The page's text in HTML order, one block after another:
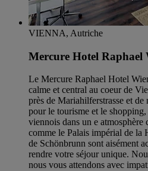
VIENNA, Autriche
Mercure Hotel Raphael
Le Mercure Raphael Hotel
calme et central au coeur de
près de Mariahilferstrasse et
pour le tourisme et le
viennois dans un e
comme le Palais impérial de la
de Schönbrunn sont aisément
rendre votre séjour unique.
nous vous attendons avec